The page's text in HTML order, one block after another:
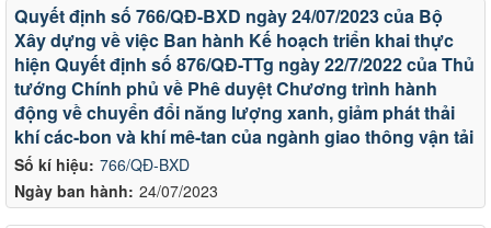
Số kí hiệu: 766/QĐ-BXD
Ngày ban hành: 24/07/2023
Quyết định số 766/QĐ-BXD ngày 24/07/2023 của Bộ
Xây dựng về việc Ban hành Kế hoạch triển khai thực
hiện Quyết định số 876/QĐ-TTg ngày 22/7/2022 của Thủ
tướng Chính phủ về Phê duyệt Chương trình hành
động về chuyển đổi năng lượng xanh, giảm phát thải
khí các-bon và khí mê-tan của ngành giao thông vận tải